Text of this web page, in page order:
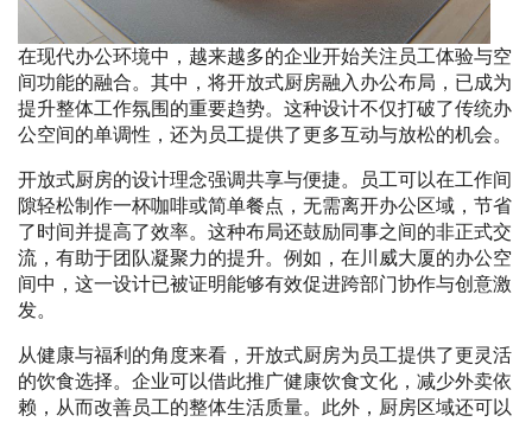
在现代办公环境中，越来越多的企业开始关注员工体验与空
间功能的融合。其中，将开放式厨房融入办公布局，已成为
提升整体工作氛围的重要趋势。这种设计不仅打破了传统办
公空间的单调性，还为员工提供了更多互动与放松的机会。
开放式厨房的设计理念强调共享与便捷。员工可以在工作间
隙轻松制作一杯咖啡或简单餐点，无需离开办公区域，节省
了时间并提高了效率。这种布局还鼓励同事之间的非正式交
流，有助于团队凝聚力的提升。例如，在川威大厦的办公空
间中，这一设计已被证明能够有效促进跨部门协作与创意激
发。
从健康与福利的角度来看，开放式厨房为员工提供了更灵活
的饮食选择。企业可以借此推广健康饮食文化，减少外卖依
赖，从而改善员工的整体生活质量。此外，厨房区域还可以